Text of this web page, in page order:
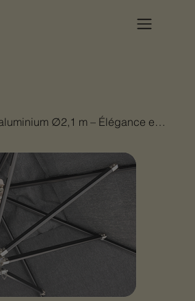
Parasol rond en aluminium ∅2,1 m – Élégance et modernité par Les Jardins